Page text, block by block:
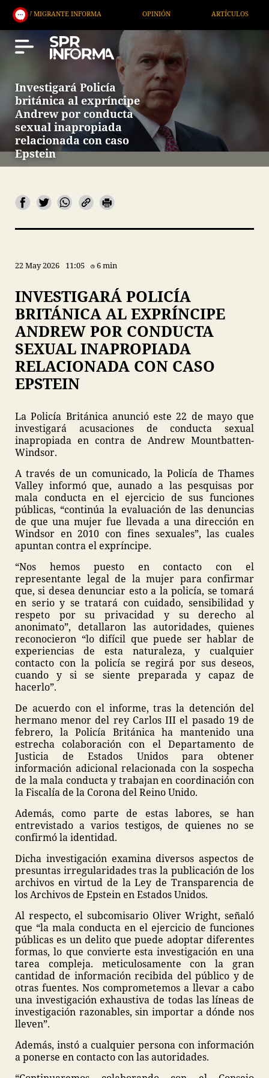
INFORMA OPINIÓN ARTÍCULOS ARTE /
Investigará Policía
británica al expríncipe
Andrew por conducta
sexual inapropiada
relacionada con caso
Epstein
22 May 2026 11:05 6 min
INVESTIGARÁ POLICÍA
BRITÁNICA AL EXPRÍNCIPE
ANDREW POR CONDUCTA
SEXUAL INAPROPIADA
RELACIONADA CON CASO
EPSTEIN
La Policía Británica anunció este 22 de mayo que
investigará acusaciones de conducta sexual
inapropiada en contra de Andrew Mountbatten-
Windsor.
A través de un comunicado, la Policía de Thames
Valley informó que, aunado a las pesquisas por
mala conducta en el ejercicio de sus funciones
públicas, “continúa la evaluación de las denuncias
de que una mujer fue llevada a una dirección en
Windsor en 2010 con fines sexuales”, las cuales
apuntan contra el expríncipe.
“Nos hemos puesto en contacto con el
representante legal de la mujer para confirmar
que, si desea denunciar esto a la policía, se tomará
en serio y se tratará con cuidado, sensibilidad y
respeto por su privacidad y su derecho al
anonimato”, detallaron las autoridades, quienes
reconocieron “lo difícil que puede ser hablar de
experiencias de esta naturaleza, y cualquier
contacto con la policía se regirá por sus deseos,
cuando y si se siente preparada y capaz de
hacerlo”.
De acuerdo con el informe, tras la detención del
hermano menor del rey Carlos III el pasado 19 de
febrero, la Policía Británica ha mantenido una
estrecha colaboración con el Departamento de
Justicia de Estados Unidos para obtener
información adicional relacionada con la sospecha
de la mala conducta y trabajan en coordinación con
la Fiscalía de la Corona del Reino Unido.
Además, como parte de estas labores, se han
entrevistado a varios testigos, de quienes no se
confirmó la identidad.
Dicha investigación examina diversos aspectos de
presuntas irregularidades tras la publicación de los
archivos en virtud de la Ley de Transparencia de
los Archivos de Epstein en Estados Unidos.
Al respecto, el subcomisario Oliver Wright, señaló
que “la mala conducta en el ejercicio de funciones
públicas es un delito que puede adoptar diferentes
formas, lo que convierte esta investigación en una
tarea compleja. meticulosamente con la gran
cantidad de información recibida del público y de
otras fuentes. Nos comprometemos a llevar a cabo
una investigación exhaustiva de todas las líneas de
investigación razonables, sin importar a dónde nos
lleven”.
Además, instó a cualquier persona con información
a ponerse en contacto con las autoridades.